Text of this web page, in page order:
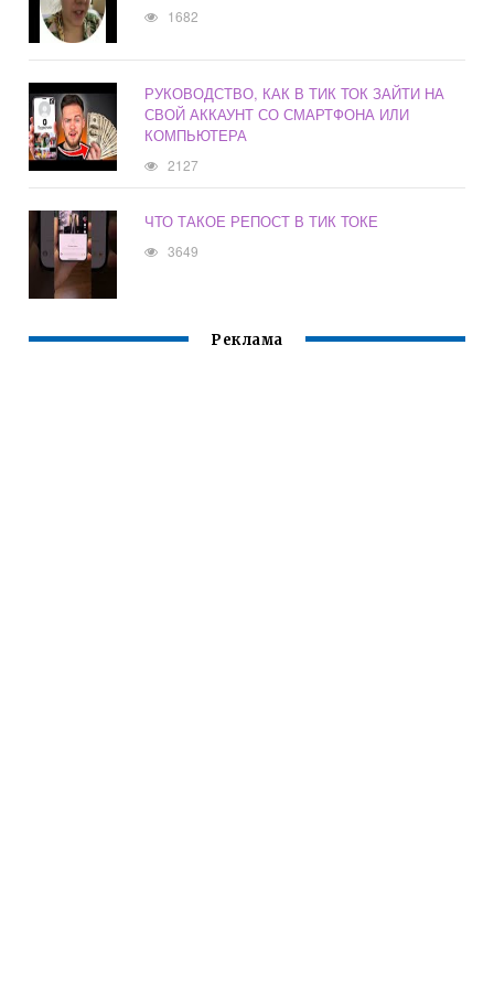
1682
РУКОВОДСТВО, КАК В ТИК ТОК ЗАЙТИ НА
СВОЙ АККАУНТ СО СМАРТФОНА ИЛИ
КОМПЬЮТЕРА
2127
ЧТО ТАКОЕ РЕПОСТ В ТИК ТОКЕ
3649
Реклама